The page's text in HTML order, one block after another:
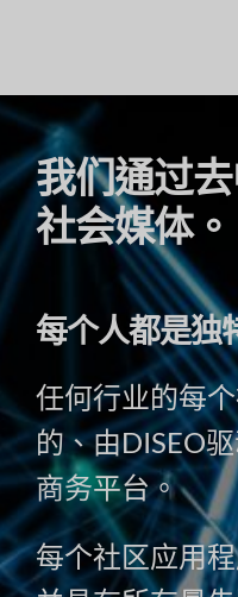
我们通过
社会媒体。
每个人都是独
任何行业的每
的、由DISEO
商务平台。
每个社区应用